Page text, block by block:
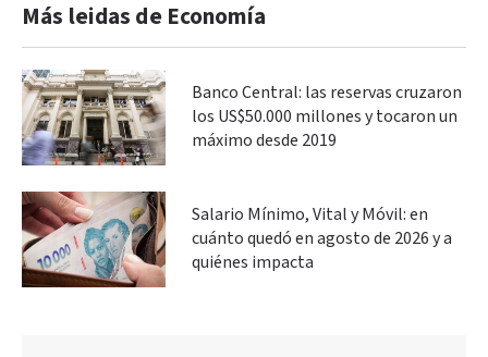
Más leidas de Economía
Banco Central: las reservas cruzaron
los US$50.000 millones y tocaron un
máximo desde 2019
Salario Mínimo, Vital y Móvil: en
cuánto quedó en agosto de 2026 y a
quiénes impacta